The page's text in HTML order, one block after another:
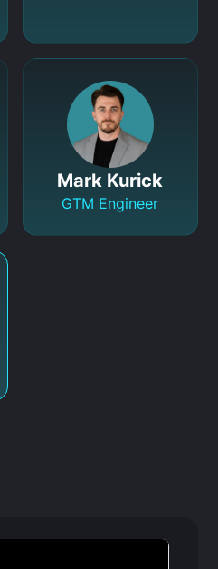
Mark Kurick
GTM Engineer